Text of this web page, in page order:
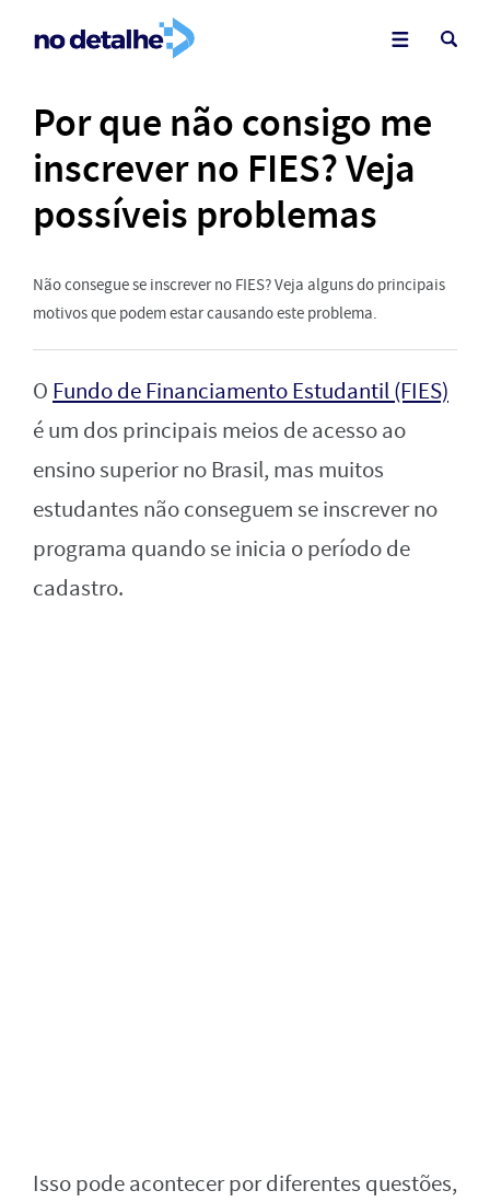
Por que não consigo me
inscrever no FIES? Veja
possíveis problemas
Não consegue se inscrever no FIES? Veja alguns do principais
motivos que podem estar causando este problema.
O Fundo de Financiamento Estudantil (FIES)
é um dos principais meios de acesso ao
ensino superior no Brasil, mas muitos
estudantes não conseguem se inscrever no
programa quando se inicia o período de
cadastro.
Isso pode acontecer por diferentes questões,